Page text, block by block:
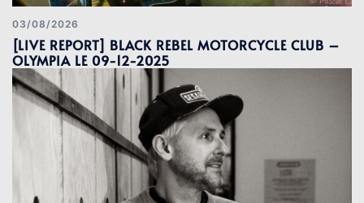
03/08/2026
[LIVE REPORT] BLACK REBEL MOTORCYCLE CLUB –
OLYMPIA LE 09-12-2025